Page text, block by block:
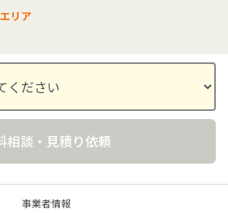
リア
相談・見積り依頼
事業者情報